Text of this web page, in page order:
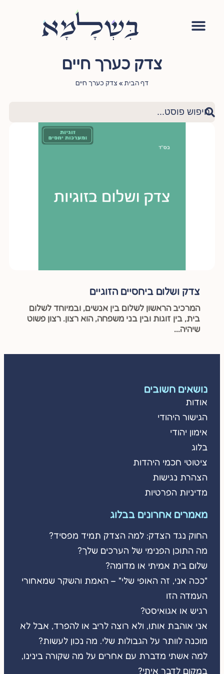
צדק כערך חיים
דף הבית » צדק כערך חיים
צדק ושלום ביחסיים הזוגיים
המרכיב הראשון לשלום בין אנשים, ובמיוחד לשלום
בית, בין זוגות ובין בני משפחה, הוא רצון. רצון פשוט
שיהיה...
נושאים חשובים
אודות
הגישור היהודי
אימון יהודי
בלוג
ציטוטי חכמי היהדות
הצהרת נגישות
מדיניות הפרטיות
מאמרים אחרונים בבלוג
החוק נגד הצדק: למה הצדק תמיד מפסיד?
מה התוכן הפנימי של הערכים שלך?
שלום בית אמיתי או מדומה?
"ככה אני, זה האופי שלי" – האמת והשקר שמאחורי
העמדה הזו
רגיש או אגואיסט?
אני אוהבת אותו, ולא רוצה לריב או להפרד, אבל לא
מוכנה לוותר על הגבולות שלי. מה נכון לעשות?
למה אשתי מדברת עם אחרים על מה שקורה בינינו,
במקום לדבר איתי?